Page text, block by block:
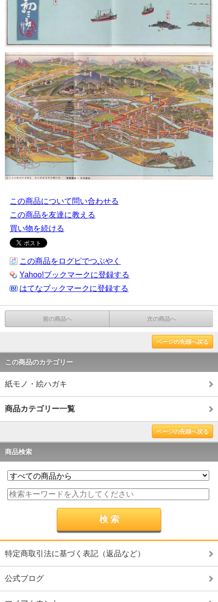
この商品について問い合わせる
この商品を友達に教える
買い物を続ける
この商品をログピでつぶやく
Yahoo!ブックマークに登録する
はてなブックマークに登録する
前の商品へ 次の商品へ
ページの先頭へ戻る
この商品のカテゴリー
紙モノ・絵ハガキ
商品カテゴリー一覧
ページの先頭へ戻る
商品検索
特定商取引法に基づく表記（返品など）
公式ブログ